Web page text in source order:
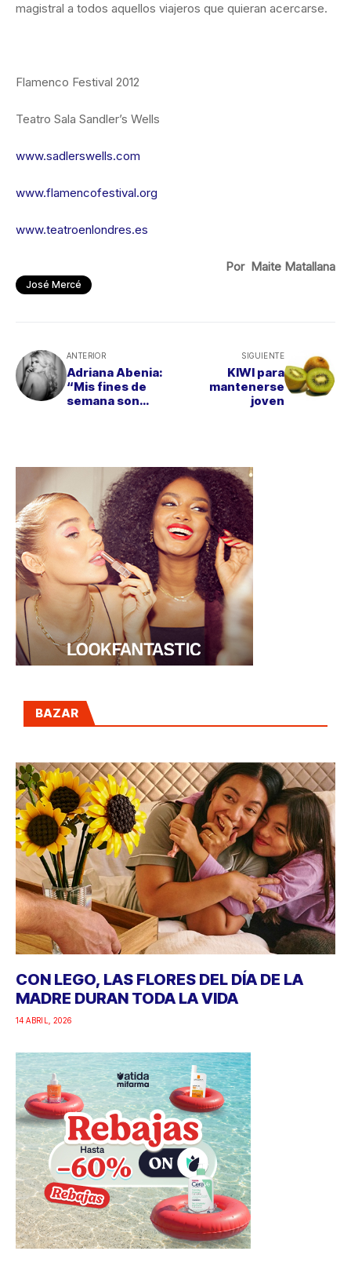
magistral a todos aquellos viajeros que quieran acercarse.
Flamenco Festival 2012
Teatro Sala Sandler’s Wells
www.sadlerswells.com
www.flamencofestival.org
www.teatroenlondres.es
Por Maite Matallana
José Mercé
ANTERIOR
Adriana Abenia:
“Mis fines de
semana son
SIGUIENTE
KIWI para
mantenerse
joven
BAZAR
CON LEGO, LAS FLORES DEL DÍA DE LA
MADRE DURAN TODA LA VIDA
14 ABRIL, 2026